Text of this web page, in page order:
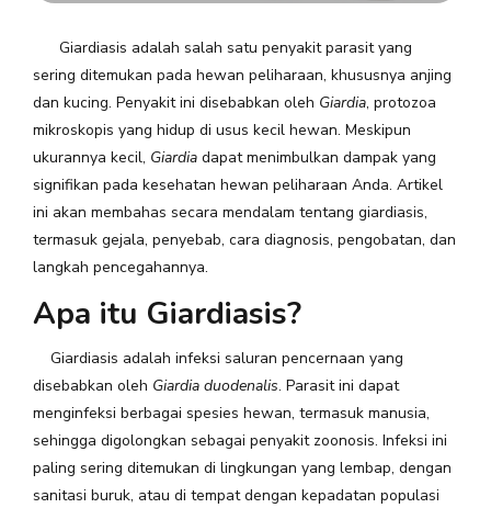
Giardiasis adalah salah satu penyakit parasit yang
sering ditemukan pada hewan peliharaan, khususnya anjing
dan kucing. Penyakit ini disebabkan oleh Giardia, protozoa
mikroskopis yang hidup di usus kecil hewan. Meskipun
ukurannya kecil, Giardia dapat menimbulkan dampak yang
signifikan pada kesehatan hewan peliharaan Anda. Artikel
ini akan membahas secara mendalam tentang giardiasis,
termasuk gejala, penyebab, cara diagnosis, pengobatan, dan
langkah pencegahannya.
Apa itu Giardiasis?
Giardiasis adalah infeksi saluran pencernaan yang
disebabkan oleh Giardia duodenalis. Parasit ini dapat
menginfeksi berbagai spesies hewan, termasuk manusia,
sehingga digolongkan sebagai penyakit zoonosis. Infeksi ini
paling sering ditemukan di lingkungan yang lembap, dengan
sanitasi buruk, atau di tempat dengan kepadatan populasi